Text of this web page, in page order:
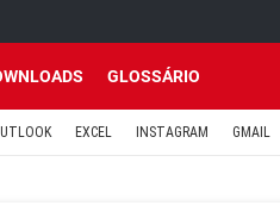
GLOSSÁRIO
EXCEL INSTAGRAM GMAIL